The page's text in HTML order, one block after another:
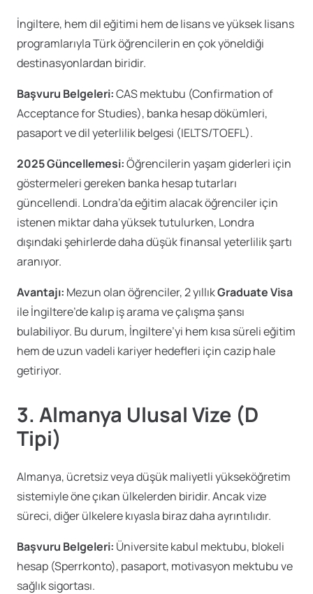
İngiltere, hem dil eğitimi hem de lisans ve yüksek lisans
programlarıyla Türk öğrencilerin en çok yöneldiği
destinasyonlardan biridir.
Başvuru Belgeleri:CAS mektubu (Confirmation of
Acceptance for Studies), banka hesap dökümleri,
pasaport ve dil yeterlilik belgesi (IELTS/TOEFL).
2025 Güncellemesi:Öğrencilerin yaşam giderleri için
göstermeleri gereken banka hesap tutarları
güncellendi. Londra’da eğitim alacak öğrenciler için
istenen miktar daha yüksek tutulurken, Londra
dışındaki şehirlerde daha düşük finansal yeterlilik şartı
aranıyor.
Avantajı: Mezun olan öğrenciler, 2 yıllıkGraduate Visa
ile İngiltere’de kalıp iş arama ve çalışma şansı
bulabiliyor. Bu durum, İngiltere’yi hem kısa süreli eğitim
hem de uzun vadeli kariyer hedefleri için cazip hale
getiriyor.
3. Almanya Ulusal Vize (D
Tipi)
Almanya, ücretsiz veya düşük maliyetli yükseköğretim
sistemiyle öne çıkan ülkelerden biridir. Ancak vize
süreci, diğer ülkelere kıyasla biraz daha ayrıntılıdır.
Başvuru Belgeleri: Üniversite kabul mektubu, blokeli
hesap (Sperrkonto), pasaport, motivasyon mektubu ve
sağlık sigortası.